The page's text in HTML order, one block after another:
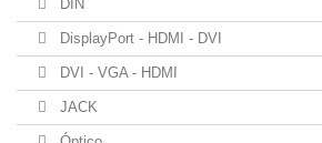
DIN
DisplayPort - HDMI - DVI
DVI - VGA - HDMI
JACK